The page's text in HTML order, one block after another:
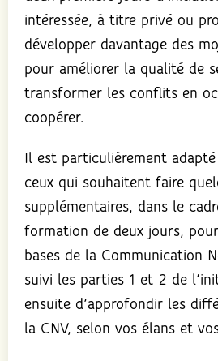
intéressée, à titre privé ou
développer davantage des
pour améliorer la qualité de
transformer les conflits en
coopérer.
Il est particulièrement
ceux qui souhaitent faire
supplémentaires, dans le
formation de deux jours,
bases de la Communication
suivi les parties 1 et 2 de
ensuite d’approfondir les
la CNV, selon vos élans et